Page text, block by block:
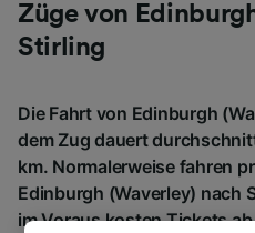
Züge von
Stirling
Die Fahrt von Edinburgh
dem Zug dauert
km. Normalerweise fahren
Edinburgh (Waverley) nach
im Voraus kosten Tickets ab